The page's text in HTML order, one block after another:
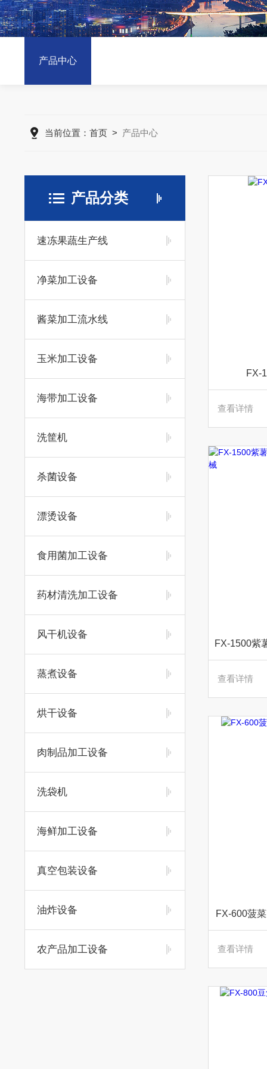
产品中心
当前位置： 首页> 产品中心
产品分类
速冻果蔬生产线
净菜加工设备
酱菜加工流水线
玉米加工设备
海带加工设备
洗筐机
杀菌设备
漂烫设备
食用菌加工设备
药材清洗加工设备
风干机设备
蒸煮设备
烘干设备
肉制品加工设备
洗袋机
海鲜加工设备
真空包装设备
油炸设备
农产品加工设备
FX-
查看详情
查看详情
FX-600菠
查看详情